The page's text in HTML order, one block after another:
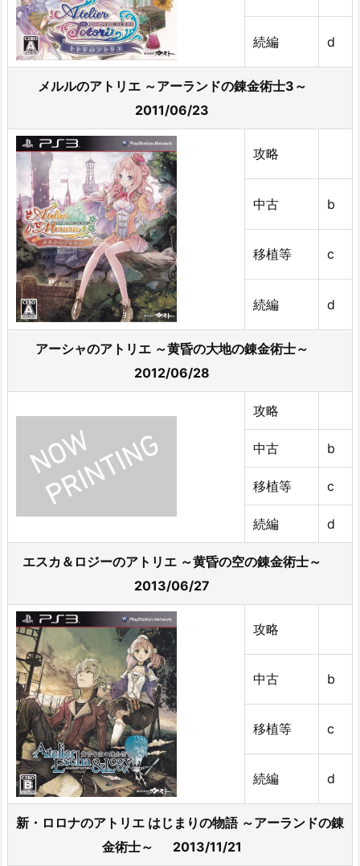
続編 d
メルルのアトリエ ～アーランドの錬金術士3～
2011/06/23
攻略
中古 b
移植等 c
続編 d
アーシャのアトリエ ～黄昏の大地の錬金術士～
2012/06/28
攻略
中古 b
移植等 c
続編 d
エスカ＆ロジーのアトリエ ～黄昏の空の錬金術士～
2013/06/27
攻略
中古 b
移植等 c
続編 d
新・ロロナのアトリエ はじまりの物語 ～アーランドの錬
金術士～ 2013/11/21